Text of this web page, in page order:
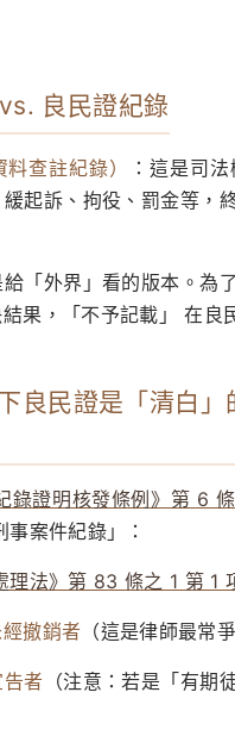
良民證紀錄
查註紀錄）
：這是司
起訴、拘役、罰金等，
給「外界」看的版本。為
果，「不予記載」 在良
良民證是「清白
錄證明核發條例》第 6 條
案件紀錄」：
理法》第 83 條之 1 第 1
撤銷者 （這是律師最常
者 （注意：若是「有期